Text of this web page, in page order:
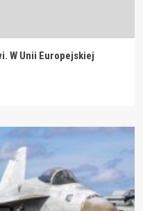
W Unii Europejskiej